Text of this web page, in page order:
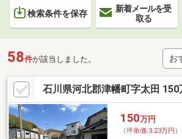
検索条件を保存
新着メールを受
取る
58件が該当しました。
石川県河北郡津幡町字太田 150
150万円
（坪単価:3.23万円）